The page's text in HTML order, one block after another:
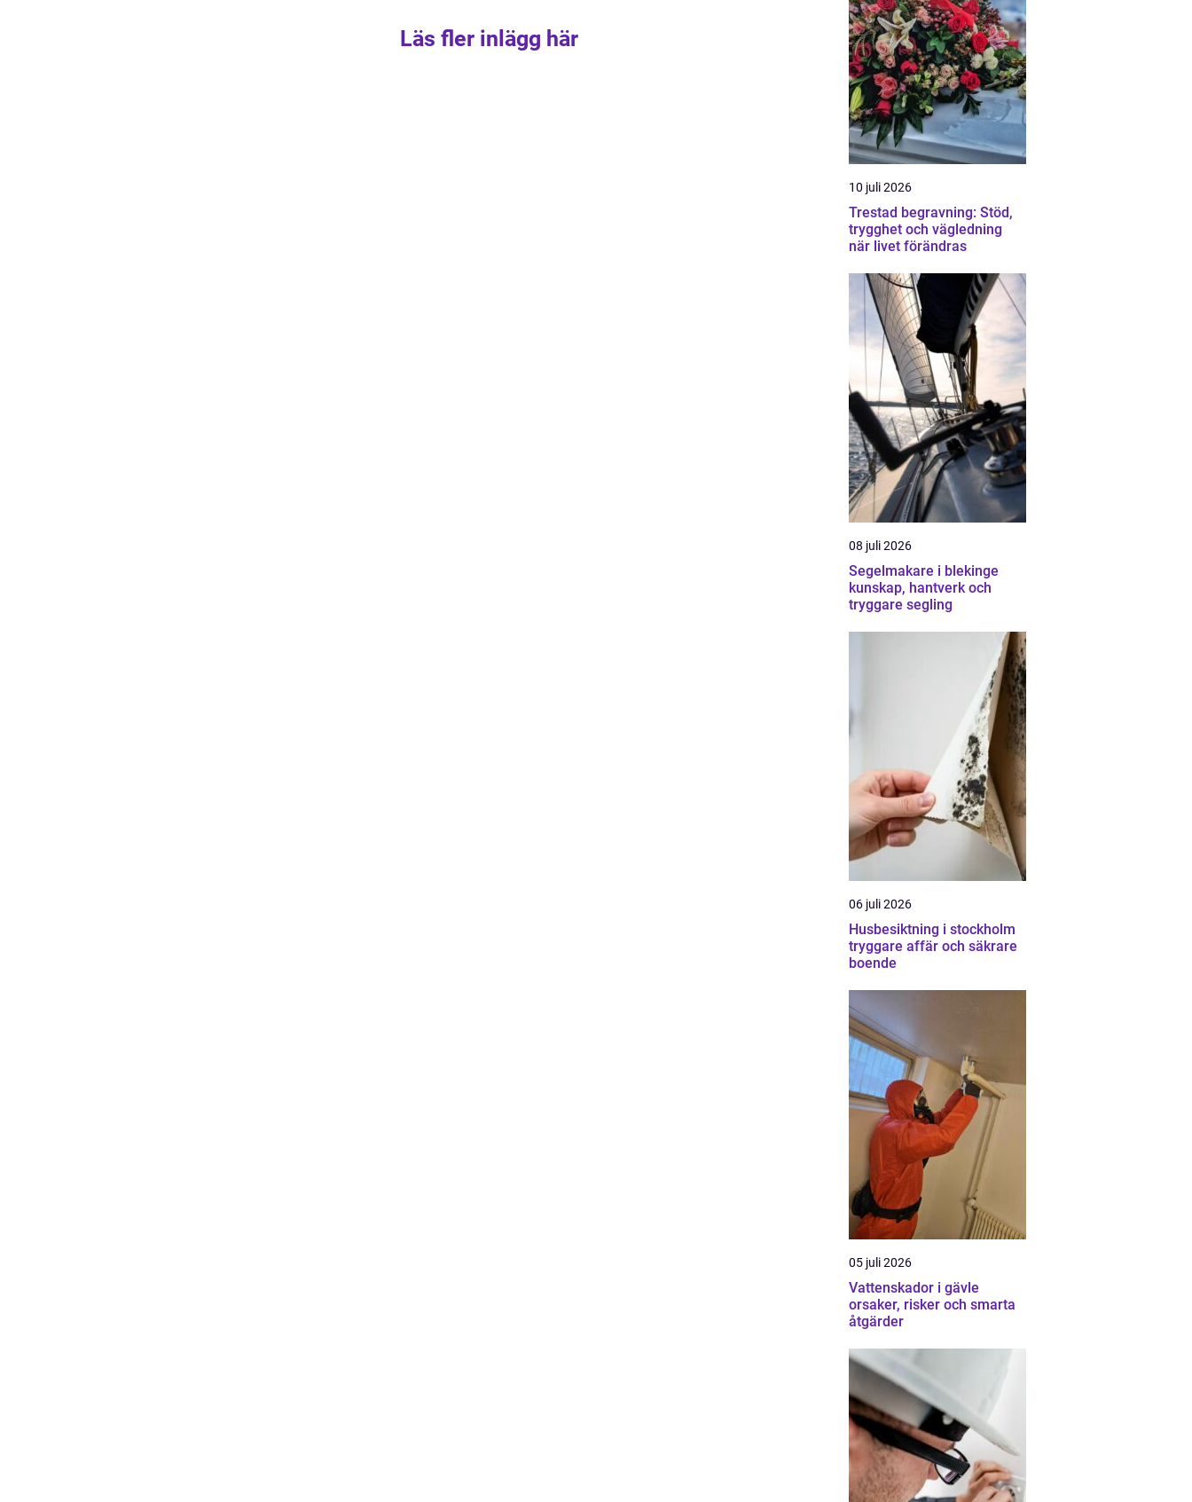
Läs fler inlägg här
10 juli 2026
Trestad begravning: Stöd,
trygghet och vägledning
när livet förändras
08 juli 2026
Segelmakare i blekinge
kunskap, hantverk och
tryggare segling
06 juli 2026
Husbesiktning i stockholm
tryggare affär och säkrare
boende
05 juli 2026
Vattenskador i gävle
orsaker, risker och smarta
åtgärder